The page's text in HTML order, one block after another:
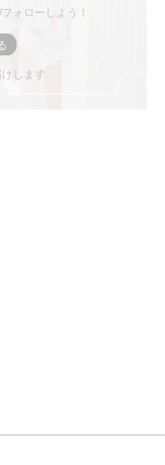
ォローしよう！
します